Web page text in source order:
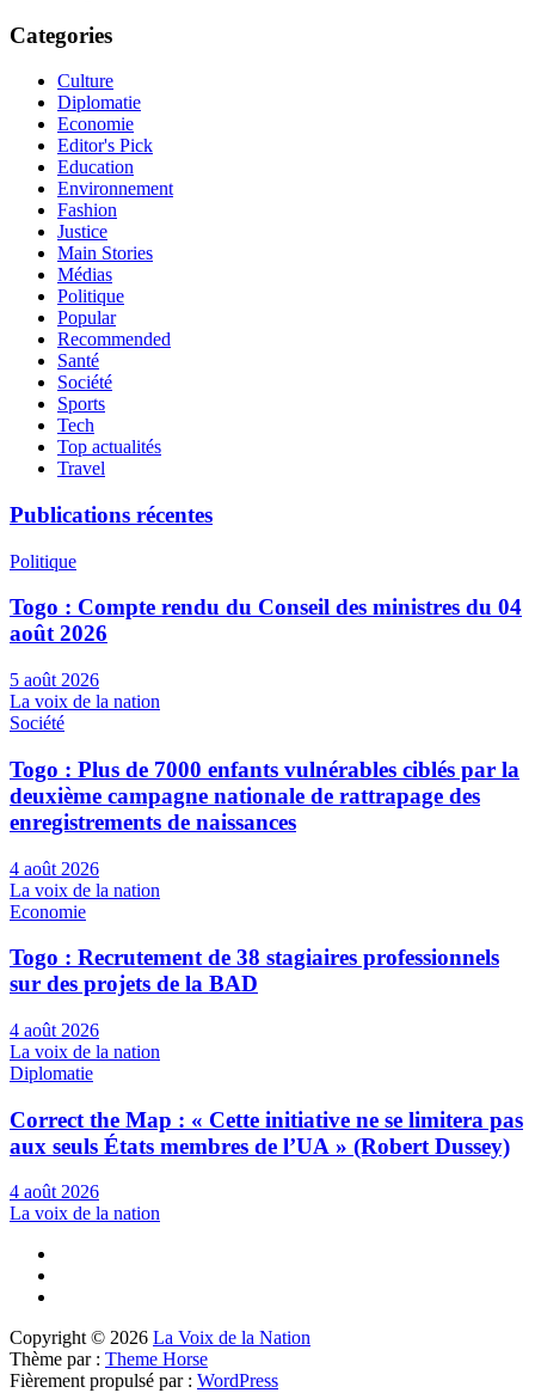
Categories
Culture
Diplomatie
Economie
Editor's Pick
Education
Environnement
Fashion
Justice
Main Stories
Médias
Politique
Popular
Recommended
Santé
Société
Sports
Tech
Top actualités
Travel
Publications récentes
Politique
Togo : Compte rendu du Conseil des ministres du 04
août 2026
5 août 2026
La voix de la nation
Société
Togo : Plus de 7000 enfants vulnérables ciblés par la
deuxième campagne nationale de rattrapage des
enregistrements de naissances
4 août 2026
La voix de la nation
Economie
Togo : Recrutement de 38 stagiaires professionnels
sur des projets de la BAD
4 août 2026
La voix de la nation
Diplomatie
Correct the Map : « Cette initiative ne se limitera pas
aux seuls États membres de l’UA » (Robert Dussey)
4 août 2026
La voix de la nation
Copyright © 2026 La Voix de la Nation
Thème par : Theme Horse
Fièrement propulsé par : WordPress